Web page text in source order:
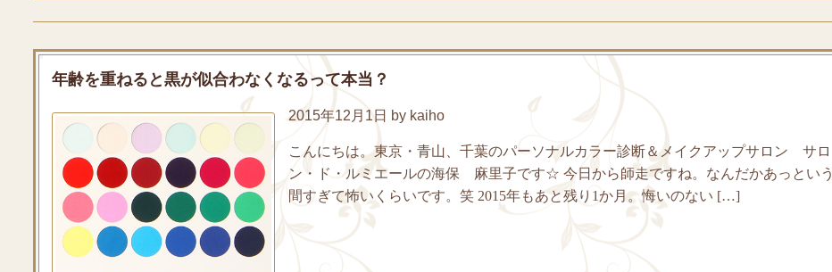
年齢を重ねると黒が似合わなくなるって本当？
2015年12月1日 by kaiho
こんにちは。東京・青山、千葉のパーソナルカラー診断＆メイクアップサロン サロ
ン・ド・ルミエールの海保 麻里子です☆ 今日から師走ですね。なんだかあっという
間すぎて怖いくらいです。笑 2015年もあと残り1か月。悔いのない […]